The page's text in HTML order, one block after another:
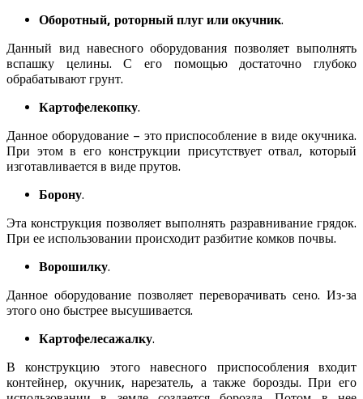
Оборотный, роторный плуг или окучник.
Данный вид навесного оборудования позволяет выполнять
вспашку целины. С его помощью достаточно глубоко
обрабатывают грунт.
Картофелекопку.
Данное оборудование – это приспособление в виде окучника.
При этом в его конструкции присутствует отвал, который
изготавливается в виде прутов.
Борону.
Эта конструкция позволяет выполнять разравнивание грядок.
При ее использовании происходит разбитие комков почвы.
Ворошилку.
Данное оборудование позволяет переворачивать сено. Из-за
этого оно быстрее высушивается.
Картофелесажалку.
В конструкцию этого навесного приспособления входит
контейнер, окучник, нарезатель, а также борозды. При его